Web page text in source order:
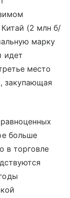
(2 млн б/
марку
идет
место
закупающая
больше
в торговле